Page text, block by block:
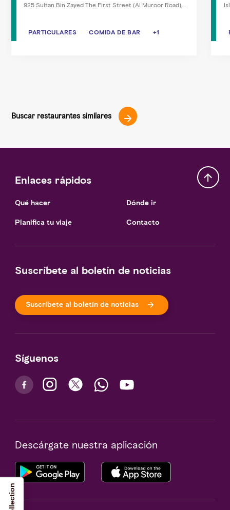
925 Sultan Bin Zayed The First Street (Al Muroor Road),
PARTICULARES COMIDA DE BAR
PARTICULARES COMIDA DE BAR +1
Buscar restaurantes similares
Enlaces rápidos
Qué hacer
Planifica tu viaje
Dónde ir
Contacto
Suscríbete al boletín de noticias
Suscríbete al boletín de noticias
Síguenos
Descárgate nuestra aplicación